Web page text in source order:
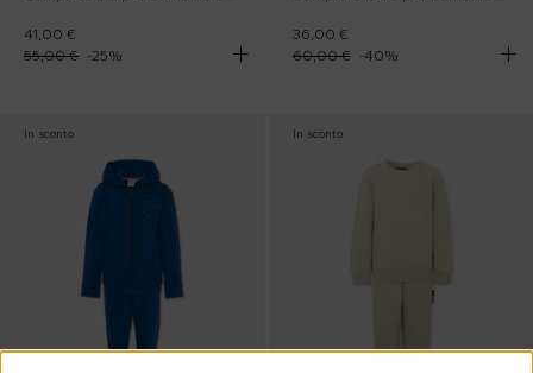
41,00 €
55,00 € -25%
36,00 €
60,00 €
-40%
In sconto In sconto